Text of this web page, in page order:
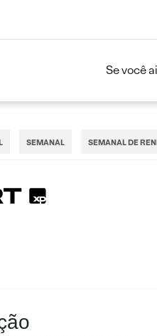
Se você
SEMANAL SEMANAL DE